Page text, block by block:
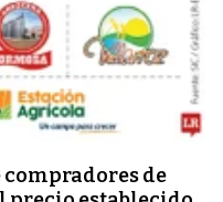
compradores de